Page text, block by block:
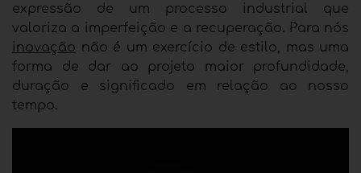
expressão de um processo industrial que
valoriza a imperfeição e a recuperação. Para nós
inovação não é um exercício de estilo, mas uma
forma de dar ao projeto maior profundidade,
duração e significado em relação ao nosso
tempo.